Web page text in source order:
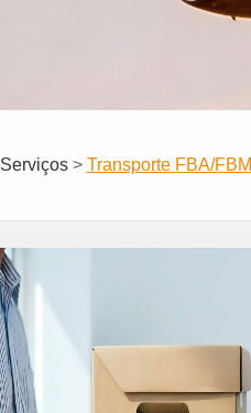
Serviços> Transporte FBA/FBM